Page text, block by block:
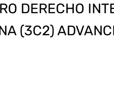
DERECHO
(3C2)